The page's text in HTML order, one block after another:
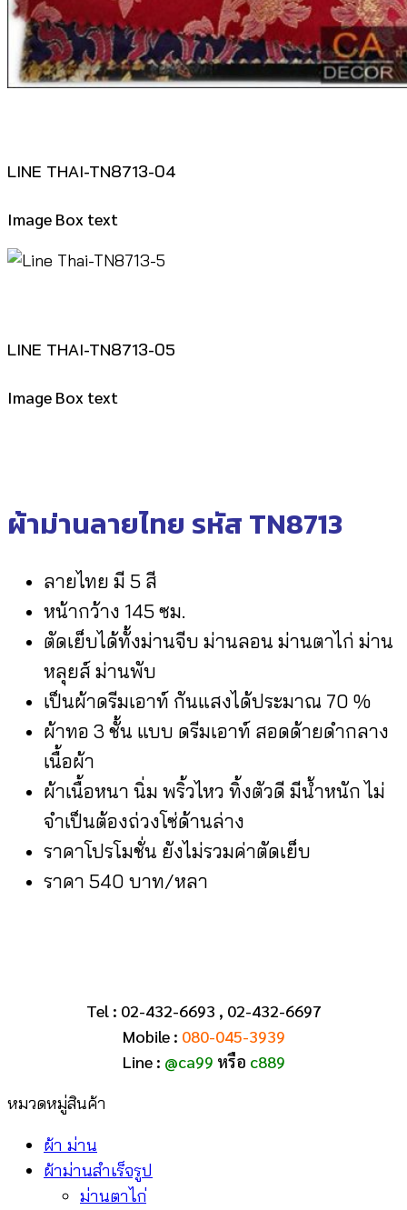
LINE THAI-TN8713-04
Image Box text
LINE THAI-TN8713-05
Image Box text
ผ้าม่านลายไทย รหัส TN8713
ลายไทย มี 5 สี
หน้ากว้าง 145 ซม.
ตัดเย็บได้ทั้งม่านจีบ ม่านลอน ม่านตาไก่ ม่าน
หลุยส์ ม่านพับ
เป็นผ้าดรีมเอาท์ กันแสงได้ประมาณ 70 %
ผ้าทอ 3 ชั้น แบบ ดรีมเอาท์ สอดด้ายดำกลาง
เนื้อผ้า
ผ้าเนื้อหนา นิ่ม พริ้วไหว ทิ้งตัวดี มีน้ำหนัก ไม่
จำเป็นต้องถ่วงโซ่ด้านล่าง
ราคาโปรโมชั่น ยังไม่รวมค่าตัดเย็บ
ราคา 540 บาท/หลา
Tel : 02-432-6693 , 02-432-6697
Mobile : 080-045-3939
Line : @ca99 หรือ c889
หมวดหมู่สินค้า
ผ้า ม่าน
ผ้าม่านสำเร็จรูป
ม่านตาไก่